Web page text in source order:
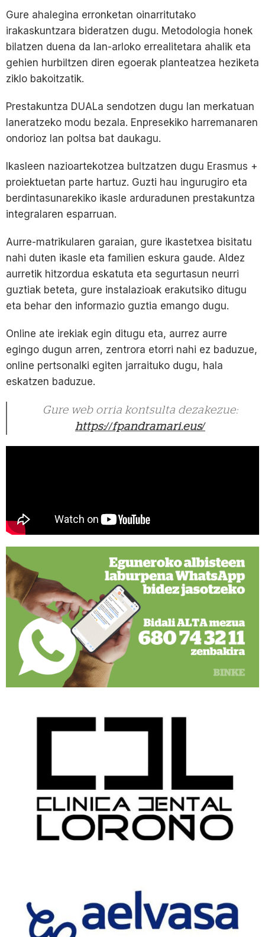
Gure ahalegina erronketan oinarritutako
irakaskuntzara bideratzen dugu. Metodologia honek
bilatzen duena da lan-arloko errealitetara ahalik eta
gehien hurbiltzen diren egoerak planteatzea heziketa
ziklo bakoitzatik.
Prestakuntza DUALa sendotzen dugu lan merkatuan
laneratzeko modu bezala. Enpresekiko harremanaren
ondorioz lan poltsa bat daukagu.
Ikasleen nazioartekotzea bultzatzen dugu Erasmus +
proiektuetan parte hartuz. Guzti hau ingurugiro eta
berdintasunarekiko ikasle arduradunen prestakuntza
integralaren esparruan.
Aurre-matrikularen garaian, gure ikastetxea bisitatu
nahi duten ikasle eta familien eskura gaude. Aldez
aurretik hitzordua eskatuta eta segurtasun neurri
guztiak beteta, gure instalazioak erakutsiko ditugu
eta behar den informazio guztia emango dugu.
Online ate irekiak egin ditugu eta, aurrez aurre
egingo dugun arren, zentrora etorri nahi ez baduzue,
online pertsonalki egiten jarraituko dugu, hala
eskatzen baduzue.
Gure web orria kontsulta dezakezue:
https://fpandramari.eus/